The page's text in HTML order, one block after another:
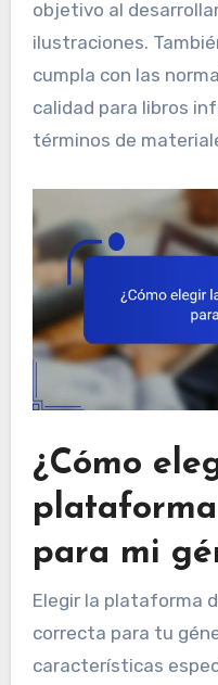
objetivo al
ilustraciones.
cumpla con las
calidad para libros
términos de
¿Cómo
para mi
Elegir la plataforma
correcta para tu
características